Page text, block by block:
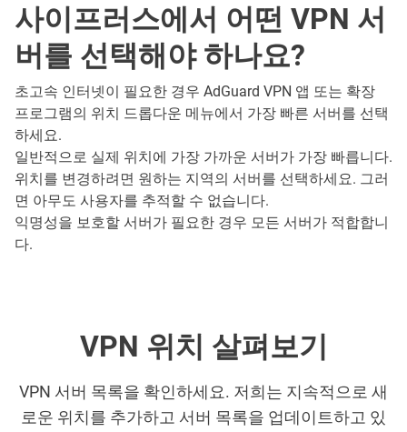
사이프러스에서 어떤 VPN 서
버를 선택해야 하나요?
초고속 인터넷이 필요한 경우 AdGuard VPN 앱 또는 확장
프로그램의 위치 드롭다운 메뉴에서 가장 빠른 서버를 선택
하세요.
일반적으로 실제 위치에 가장 가까운 서버가 가장 빠릅니다.
위치를 변경하려면 원하는 지역의 서버를 선택하세요. 그러
면 아무도 사용자를 추적할 수 없습니다.
익명성을 보호할 서버가 필요한 경우 모든 서버가 적합합니
다.
VPN 위치 살펴보기
VPN 서버 목록을 확인하세요. 저희는 지속적으로 새
로운 위치를 추가하고 서버 목록을 업데이트하고 있